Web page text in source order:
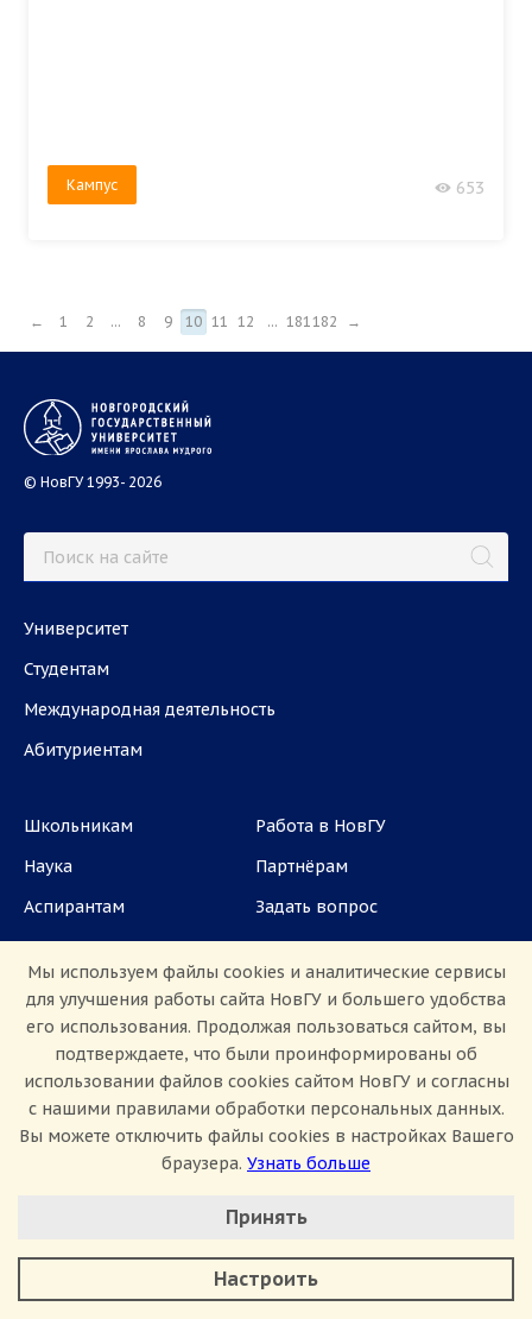
Кампус 653
← 1 2 ... 8 9 10 11 12 ... 181182 →
© НовГУ 1993- 2026
Университет
Студентам
Международная деятельность
Абитуриентам
Школьникам
Наука
Аспирантам
СМИ
Работа в НовГУ
Партнёрам
Задать вопрос
ул. Большая Санкт-Петербургская, 41, каб.
1101, 1103
Приемная комиссия: +7(8162)33-20-44
Сведения об образовательной организации
Политика конфиденциальности
Сведения о доходах
Мы используем файлы cookies и аналитические сервисы
для улучшения работы сайта НовГУ и большего удобства
его использования. Продолжая пользоваться сайтом, вы
подтверждаете, что были проинформированы об
использовании файлов cookies сайтом НовГУ и согласны
с нашими правилами обработки персональных данных.
Вы можете отключить файлы cookies в настройках Вашего
браузера. Узнать больше
Минимальные
Аналитические/Функциональные
Принять
Настроить